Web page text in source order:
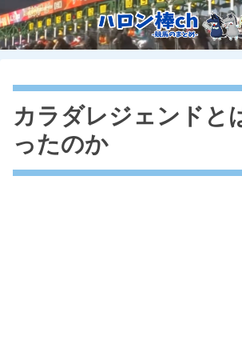
カラダレジェンドと
ったのか